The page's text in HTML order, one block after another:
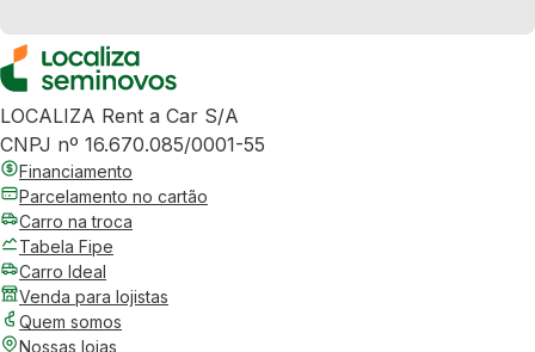
LOCALIZA Rent a Car S/A
CNPJ nº 16.670.085/0001-55
Financiamento
Parcelamento no cartão
Carro na troca
Tabela Fipe
Carro Ideal
Venda para lojistas
Quem somos
Nossas lojas